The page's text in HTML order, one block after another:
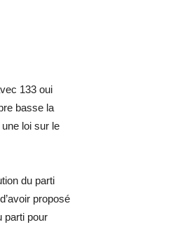
133 oui
basse la
loi sur le
du parti
proposé
parti pour